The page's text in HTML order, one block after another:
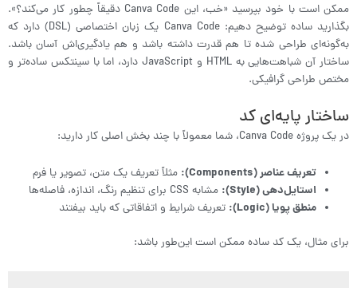
ممکن است با خود بپرسید «خب، این Canva Code دقیقاً چطور کار می‌کند؟».
بگذارید ساده توضیح دهیم: Canva Code یک زبان اختصاصی (DSL) دارد که
به‌گونه‌ای طراحی شده تا هم قدرت داشته باشد و هم یادگیری‌اش آسان باشد.
ساختار آن شباهت‌هایی به HTML و JavaScript دارد، اما با سینتکس ساده‌تر و
مختص طراحی گرافیکی.
ساختار پایه‌ای کد
در یک پروژه Canva Code، شما معمولاً با چند بخش اصلی کار دارید:
تعریف عناصر (Components):
مثلاً تعریف یک متن، تصویر یا فرم
استایل‌دهی (Style):
مشابه CSS برای تنظیم رنگ، اندازه، فاصله‌ها
منطق پویا (Logic):
تعریف شرایط و اتفاقاتی که باید بیفتند
برای مثال، یک کد ساده ممکن است این‌طور باشد: